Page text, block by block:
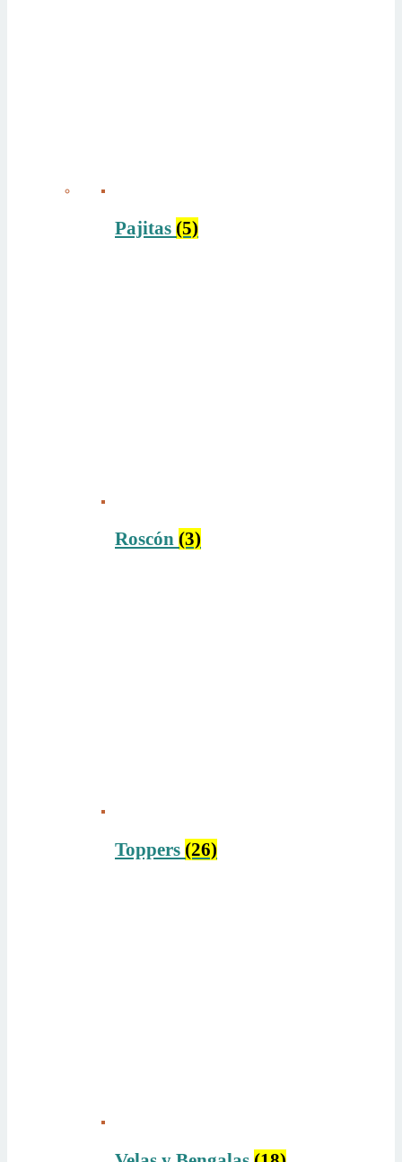
Pajitas (5)
Roscón (3)
Toppers (26)